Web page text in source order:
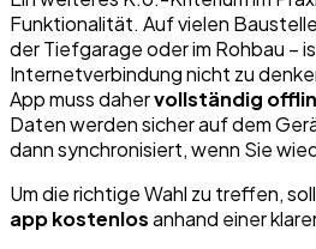
Funktionalität. Auf vielen
der Tiefgarage oder im Rohbau –
Internetverbindung nicht zu
App muss dahervollständig
Daten werden sicher auf dem
dann synchronisiert, wenn Sie
Um die richtige Wahl zu treffen,
app kostenlosanhand einer